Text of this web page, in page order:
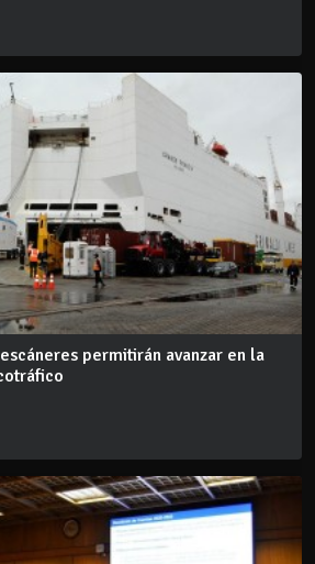
permitirán avanzar en la